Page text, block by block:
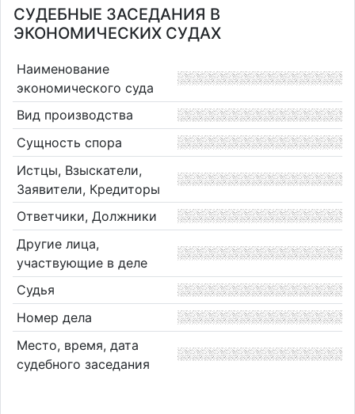
СУДЕБНЫЕ ЗАСЕДАНИЯ В
ЭКОНОМИЧЕСКИХ СУДАХ
Наименование
экономического суда
Вид производства
Сущность спора
Истцы, Взыскатели,
Заявители, Кредиторы
Ответчики, Должники
Другие лица,
участвующие в деле
Судья
Номер дела
Место, время, дата
судебного заседания